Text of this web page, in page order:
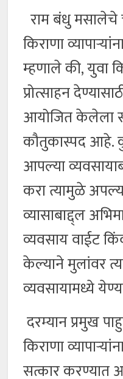
राम बंधु मसालेचे
किराणा
म्हणाले की, युवा
प्रोत्साहन
आयोजित केलेला
कौतुकास्पद आहे.
आपल्या
करा त्यामुळे
व्यासाबाद्द्ल
व्यवसाय वाईट
केल्याने मुलांवर
व्यवसायामध्ये
दरम्यान प्रमुख
किराणा
सत्कार करण्यात